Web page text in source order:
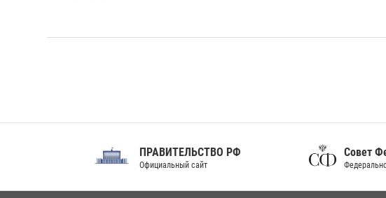
ПРАВИТЕЛЬСТВО РФ
Официальный сайт
Совет Федерации
Федерального Собрания